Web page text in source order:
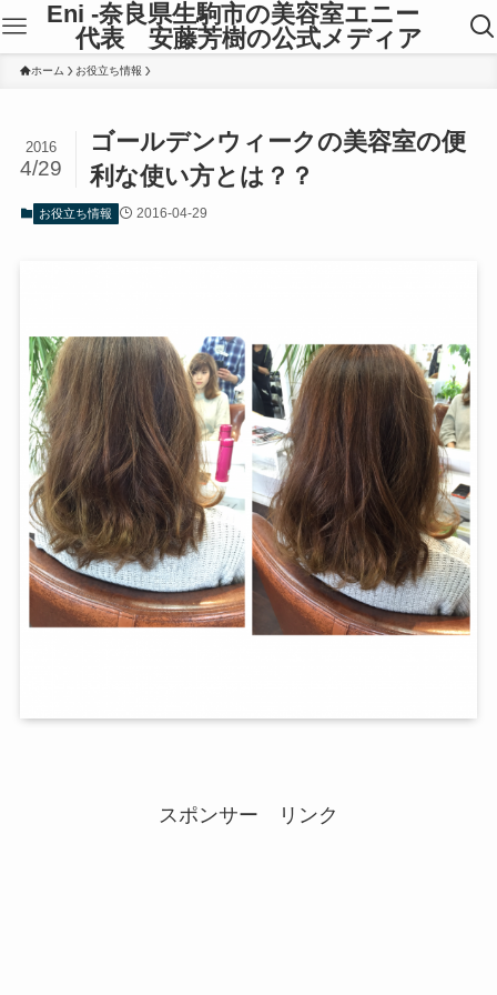
Eni -奈良県生駒市の美容室エニー
代表 安藤芳樹の公式メディア
ホーム お役立ち情報
ゴールデンウィークの美容室の便
利な使い方とは？？
2016
4/29
お役立ち情報 2016-04-29
スポンサー リンク